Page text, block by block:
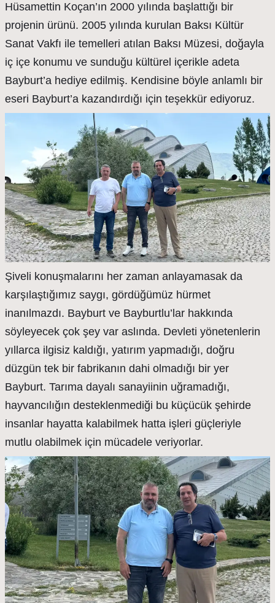
Hüsamettin Koçan’ın 2000 yılında başlattığı bir
projenin ürünü. 2005 yılında kurulan Baksı Kültür
Sanat Vakfı ile temelleri atılan Baksı Müzesi, doğayla
iç içe konumu ve sunduğu kültürel içerikle adeta
Bayburt’a hediye edilmiş. Kendisine böyle anlamlı bir
eseri Bayburt’a kazandırdığı için teşekkür ediyoruz.
Şiveli konuşmalarını her zaman anlayamasak da
karşılaştığımız saygı, gördüğümüz hürmet
inanılmazdı. Bayburt ve Bayburtlu’lar hakkında
söyleyecek çok şey var aslında. Devleti yönetenlerin
yıllarca ilgisiz kaldığı, yatırım yapmadığı, doğru
düzgün tek bir fabrikanın dahi olmadığı bir yer
Bayburt. Tarıma dayalı sanayiinin uğramadığı,
hayvancılığın desteklenmediği bu küçücük şehirde
insanlar hayatta kalabilmek hatta işleri güçleriyle
mutlu olabilmek için mücadele veriyorlar.